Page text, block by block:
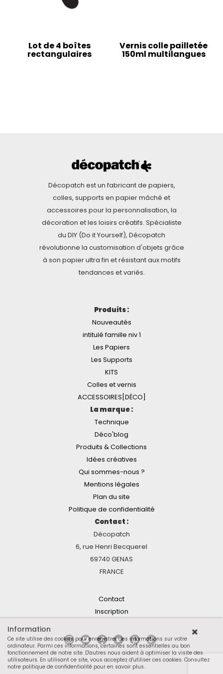
Lot de 4 boîtes
rectangulaires
Vernis colle pailletée
150ml multilangues
Décopatch est un fabricant de papiers,
colles, supports en papier mâché et
accessoires pour la personnalisation, la
décoration et les loisirs créatifs. Spécialiste
du DIY (Do it Yourself), Décopatch
révolutionne la customisation d'objets grâce
à son papier ultra fin et résistant aux motifs
tendances et variés.
Produits :
Nouveautés
intitulé famille niv 1
Les Papiers
Les Supports
KITS
Colles et vernis
ACCESSOIRES[DÉCO]
La marque :
Technique
Déco'blog
Produits & Collections
Idées créatives
Qui sommes-nous ?
Mentions légales
Plan du site
Politique de confidentialité
Contact :
Décopatch
6, rue Henri Becquerel
69740 GENAS
FRANCE
Contact
Inscription
Information
Ce site utilise des cookies pour enregistrer des informations sur votre
ordinateur. Parmi ces informations, certaines sont essentielles au bon
fonctionnement de notre site. D'autres nous aident à optimiser la visite des
utilisateurs. En utilisant ce site, vous acceptez d'utiliser ces cookies. Consultez
notre politique de confidentialité pour en savoir plus.